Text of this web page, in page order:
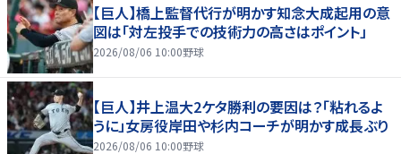
【巨人】橋上監督代行が明かす知念大成起用の意
図は「対左投手での技術力の高さはポイント」
2026/08/06 10:00野球
【巨人】井上温大2ケタ勝利の要因は？「粘れるよ
うに」女房役岸田や杉内コーチが明かす成長ぶり
2026/08/06 10:00野球